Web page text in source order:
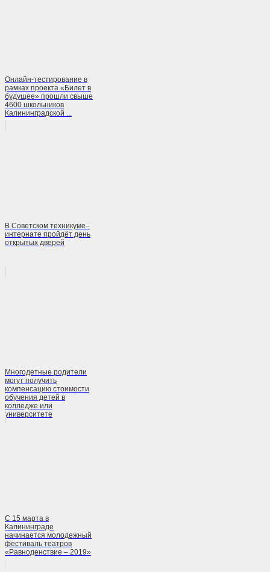
Онлайн-тестирование в
рамках проекта «Билет в
будущее» прошли свыше
4600 школьников
Калининградской ...
В Советском техникуме–
интернате пройдёт день
открытых дверей
Многодетные родители
могут получить
компенсацию стоимости
обучения детей в
колледже или
университете
С 15 марта в
Калининграде
начинается молодежный
фестиваль театров
«Равноденствие – 2019»